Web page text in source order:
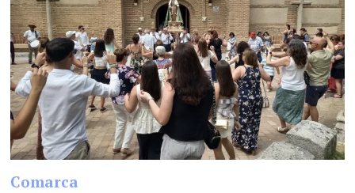
Comarca